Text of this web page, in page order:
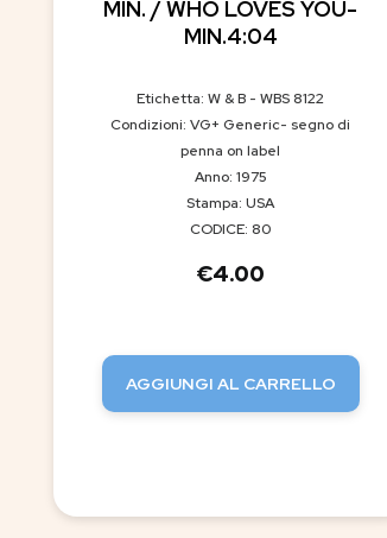
MIN. / WHO LOVES YOU-
MIN.4:04
Etichetta: W & B - WBS 8122
Condizioni: VG+ Generic- segno di
penna on label
Anno: 1975
Stampa: USA
CODICE: 80
€4.00
AGGIUNGI AL CARRELLO